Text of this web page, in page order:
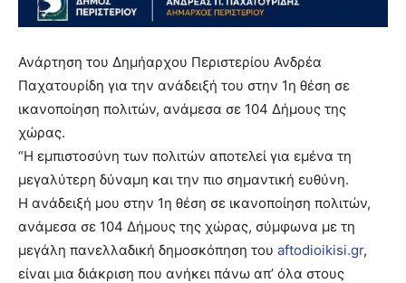
Ανάρτηση του Δημήαρχου Περιστερίου Ανδρέα
Παχατουρίδη για την ανάδειξή του στην 1η θέση σε
ικανοποίηση πολιτών, ανάμεσα σε 104 Δήμους της
χώρας.
“Η εμπιστοσύνη των πολιτών αποτελεί για εμένα τη
μεγαλύτερη δύναμη και την πιο σημαντική ευθύνη.
Η ανάδειξή μου στην 1η θέση σε ικανοποίηση πολιτών,
ανάμεσα σε 104 Δήμους της χώρας, σύμφωνα με τη
μεγάλη πανελλαδική δημοσκόπηση του aftodioikisi.gr,
είναι μια διάκριση που ανήκει πάνω απ’ όλα στους